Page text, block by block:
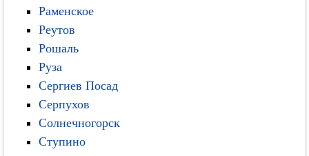
Раменское
Реутов
Рошаль
Руза
Сергиев Посад
Серпухов
Солнечногорск
Ступино